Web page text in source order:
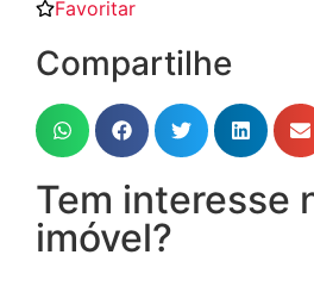
Favoritar
Compartilhe
Tem interesse
imóvel?